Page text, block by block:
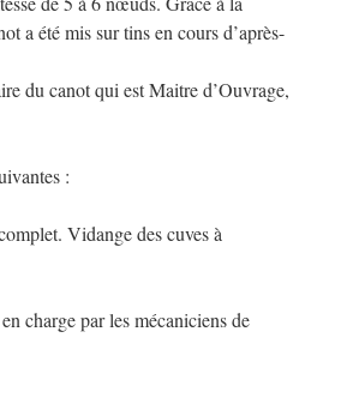
a été mis sur tins en cours d’après-
du canot qui est Maitre d’Ouvrage,
:
Vidange des cuves à
charge par les mécaniciens de